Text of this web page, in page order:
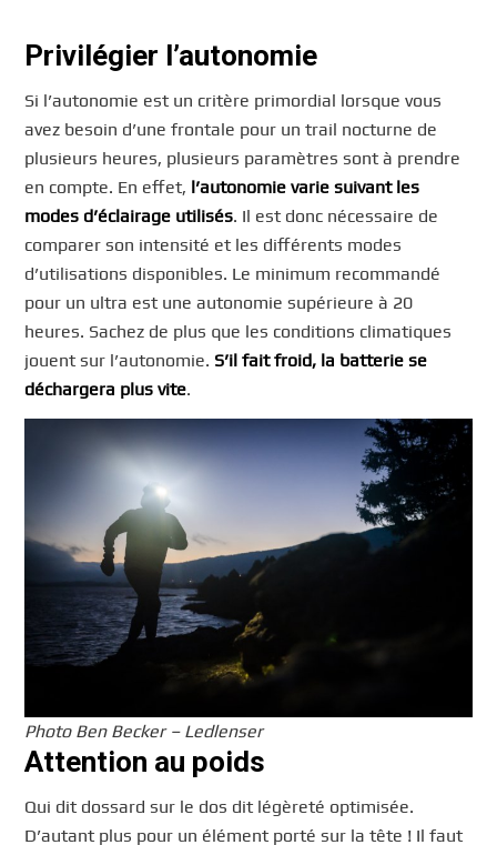
Privilégier l’autonomie
Si l’autonomie est un critère primordial lorsque vous
avez besoin d’une frontale pour un trail nocturne de
plusieurs heures, plusieurs paramètres sont à prendre
en compte. En effet, l’autonomie varie suivant les
modes d’éclairage utilisés. Il est donc nécessaire de
comparer son intensité et les différents modes
d’utilisations disponibles. Le minimum recommandé
pour un ultra est une autonomie supérieure à 20
heures. Sachez de plus que les conditions climatiques
jouent sur l’autonomie. S’il fait froid, la batterie se
déchargera plus vite.
Photo Ben Becker – Ledlenser
Attention au poids
Qui dit dossard sur le dos dit légèreté optimisée.
D’autant plus pour un élément porté sur la tête ! Il faut